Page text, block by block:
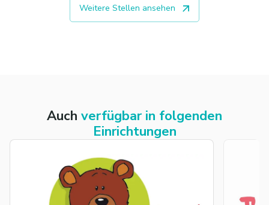
Weitere Stellen ansehen
Auch verfügbar in folgenden
Einrichtungen